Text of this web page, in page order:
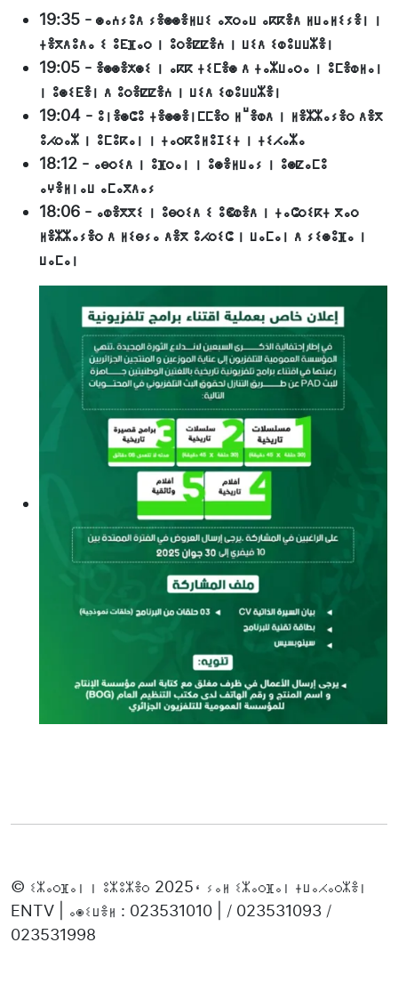
19:35 - ⵙⴰⵄⵢⵓⴷ ⵢⴻⵙⵙⴻⵍⵡⵉ ⴰⴳⵔⴰⵡ ⴰⴽⴽⴻⴷ ⵍⵡⴰⵍⵉⵢⴻⵏ ⵏ
ⵜⴻⴳⴷⵓⴷⴰ ⵉ ⵓⴹⴼⴰⵔ ⵏ ⵓⵔⴻⵇⵇⴻⵄ ⵏ ⵡⵉⴷ ⵉⵀⵓⵡⵡⵣⴻⵏ
19:05 - ⴻⵙⵙⴻⵅⵙⵉ ⵏ ⴰⴽⴽ ⵜⵉⵎⴻⵙ ⴷ ⵜⴰⵣⵡⴰⵔⴰ ⵏ ⵓⵎⴻⵀⵍⴰⵏ
ⵏ ⵓⵙⵉⴹⴻⵏ ⴷ ⵓⵔⴻⵇⵇⴻⵄ ⵏ ⵡⵉⴷ ⵉⵀⵓⵡⵡⵣⴻⵏ
19:04 - ⵓⵏⴻⵙⵛⵓ ⵜⴻⵙⵙⴻⵏⵎⵎⴻⵔ ⵍⵯⴻⵀⴷ ⵏ ⵍⴻⵣⵣⴰⵢⴻⵔ ⴷⴻⴳ
ⵓⵃⵔⴰⵣ ⵏ ⵓⵎⵓⴽⴰⵏ ⵏ ⵜⴰⵔⴽⵓⵍⵓⵊⵉⵜ ⵏ ⵜⵉⵃⴰⵣⴰ
18:12 - ⴰⴱⵔⵉⴷ ⵏ ⵓⴼⵔⴰⵏ ⵏ ⵓⵙⴻⵍⵡⴰⵢ ⵏ ⵓⵙⵇⴰⵎⵓ
ⴰⵖⴻⵍⵏⴰⵡ ⴰⵎⴰⴳⴷⴰⵢ
18:06 - ⴰⵀⴻⴳⴳⵉ ⵏ ⵓⴱⵔⵉⴷ ⵉ ⵓⵞⵀⴻⴷ ⵏ ⵜⴰⵛⵔⵉⴽⵜ ⴳⴰⵔ
ⵍⴻⵣⵣⴰⵢⴻⵔ ⴷ ⵍⵉⴱⵢⴰ ⴷⴻⴳ ⵓⵃⵔⵉⵛ ⵏ ⵡⴰⵎⴰⵏ ⴷ ⵢⵉⵙⵓⴼⴰ ⵏ
ⵡⴰⵎⴰⵏ
© ⵉⵣⴰⵔⴼⴰⵏ ⵏ ⵓⵣⵓⵣⴻⵔ 2025، ⵢⴰⵍ ⵉⵣⴰⵔⴼⴰⵏ ⵜⵡⴰⵃⴰⵔⵣⴻⵏ
ENTV | ⴰⵙⵉⵡⴻⵍ : 023531010 | / 023531093 /
023531998